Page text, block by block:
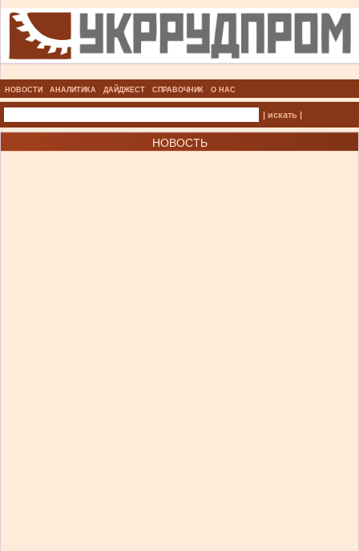
НОВОСТИ АНАЛИТИКА ДАЙДЖЕСТ СПРАВОЧНИК О НАС
| искать |
НОВОСТЬ